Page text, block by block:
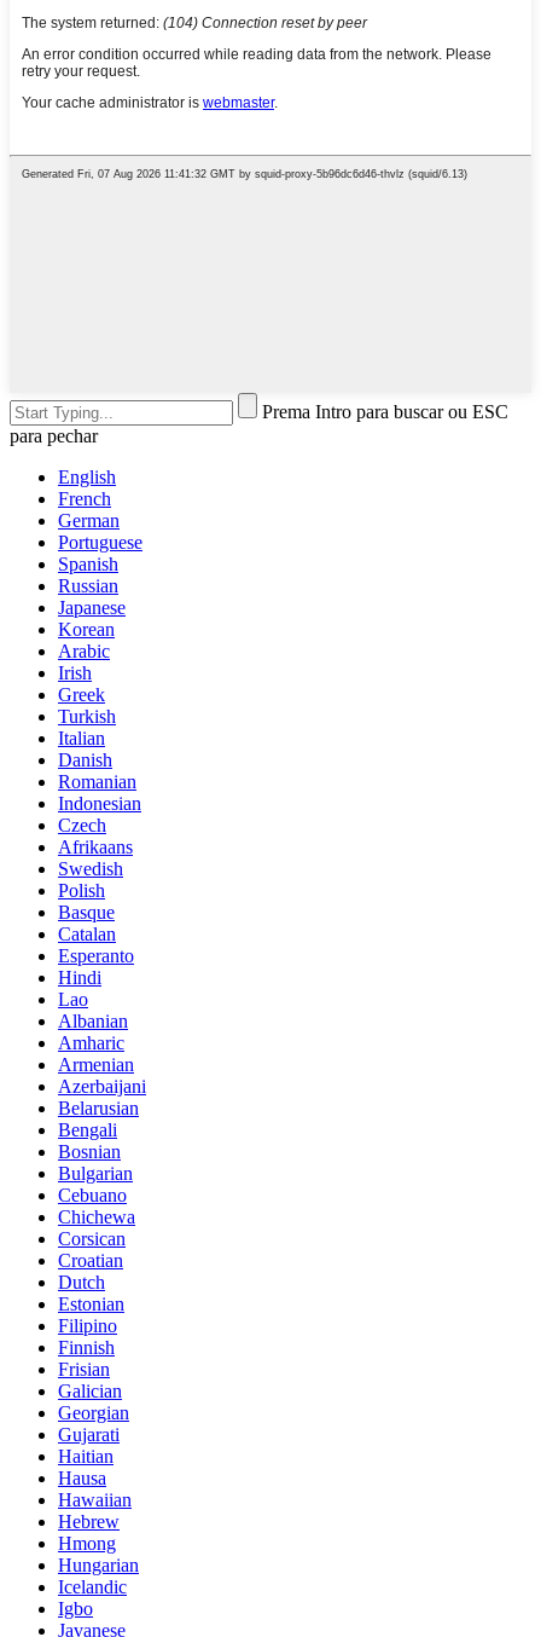
Prema Intro para buscar ou ESC
para pechar
English
French
German
Portuguese
Spanish
Russian
Japanese
Korean
Arabic
Irish
Greek
Turkish
Italian
Danish
Romanian
Indonesian
Czech
Afrikaans
Swedish
Polish
Basque
Catalan
Esperanto
Hindi
Lao
Albanian
Amharic
Armenian
Azerbaijani
Belarusian
Bengali
Bosnian
Bulgarian
Cebuano
Chichewa
Corsican
Croatian
Dutch
Estonian
Filipino
Finnish
Frisian
Galician
Georgian
Gujarati
Haitian
Hausa
Hawaiian
Hebrew
Hmong
Hungarian
Icelandic
Igbo
Javanese